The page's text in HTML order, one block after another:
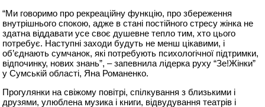
“Ми говоримо про рекреаційну функцію, про збереження
внутрішнього спокою, адже в стані постійного стресу жінка не
здатна віддавати усе своє душевне тепло тим, хто цього
потребує. Наступні заходи будуть не менш цікавими, і
об’єднають сумчанок, які потребують психологічної підтримки,
відпочинку, нових знань”, – запевнила лідерка руху “Зе!Жінки”
у Сумській області, Яна Романенко.
Прогулянки на свіжому повітрі, спілкування з близькими і
друзями, улюблена музика і книги, відвудування театрів і